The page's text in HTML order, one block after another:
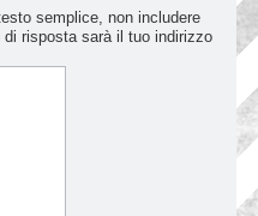
semplice, non includere
di risposta sarà il tuo indirizzo